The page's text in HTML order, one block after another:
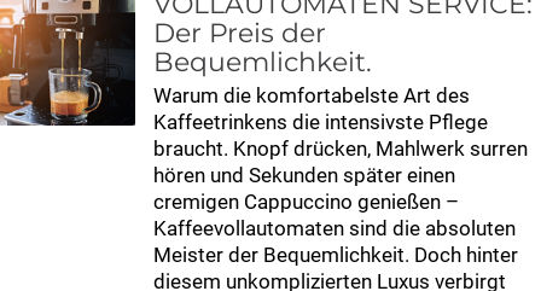
Der Preis der
Bequemlichkeit.
Warum die komfortabelste Art des
Kaffeetrinkens die intensivste Pflege
braucht. Knopf drücken, Mahlwerk surren
hören und Sekunden später einen
cremigen Cappuccino genießen –
Kaffeevollautomaten sind die absoluten
Meister der Bequemlichkeit. Doch hinter
diesem unkomplizierten Luxus verbirgt